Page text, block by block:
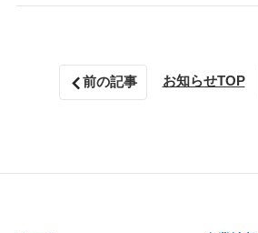
前の記事 お知らせTOP